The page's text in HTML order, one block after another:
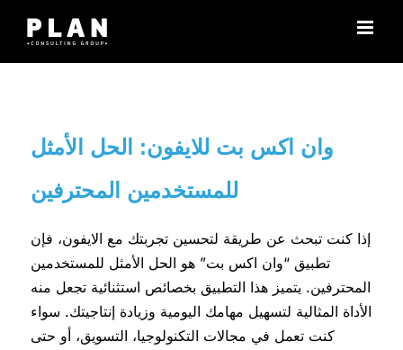
περιεχόμενο
وان اكس بت للايفون: الحل الأمثل
للمستخدمين المحترفين
إذا كنت تبحث عن طريقة لتحسين تجربتك مع الايفون، فإن
تطبيق “وان اكس بت” هو الحل الأمثل للمستخدمين
المحترفين. يتميز هذا التطبيق بخصائص استثنائية تجعل منه
الأداة المثالية لتسهيل مهامك اليومية وزيادة إنتاجيتك. سواء
كنت تعمل في مجالات التكنولوجيا، التسويق، أو حتى